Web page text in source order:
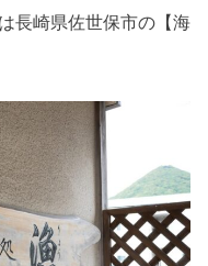
長崎県佐世保市の【海